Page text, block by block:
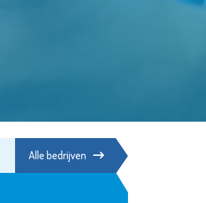
Alle bedrijven